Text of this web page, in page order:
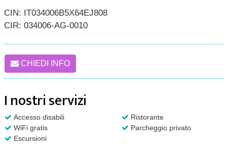
CIN: IT034006B5X64EJ808
CIR: 034006-AG-0010
CHIEDI INFO
I nostri servizi
Accesso disabili
Ristorante
WiFi gratis
Parcheggio privato
Escursioni